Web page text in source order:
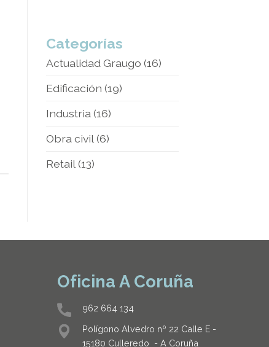
Categorías
Actualidad Graugo (16)
Edificación (19)
Industria (16)
Obra civil (6)
Retail (13)
Oficina A Coruña
962 664 134
Polígono Alvedro nº 22 Calle E -
15180 Culleredo - A Coruña